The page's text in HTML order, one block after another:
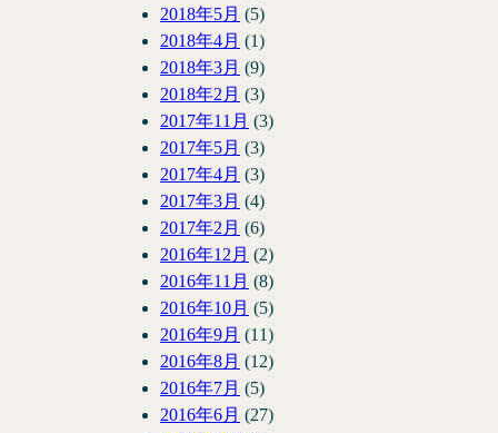
2018年5月 (5)
2018年4月 (1)
2018年3月 (9)
2018年2月 (3)
2017年11月 (3)
2017年5月 (3)
2017年4月 (3)
2017年3月 (4)
2017年2月 (6)
2016年12月 (2)
2016年11月 (8)
2016年10月 (5)
2016年9月 (11)
2016年8月 (12)
2016年7月 (5)
2016年6月 (27)